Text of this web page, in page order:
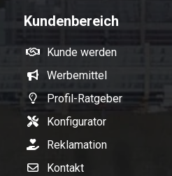
Kundenbereich
Kunde werden
Werbemittel
Profil-Ratgeber
Konfigurator
Reklamation
Kontakt